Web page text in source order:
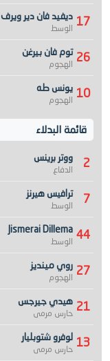
17 ديفيد فان دير ويرف
الوسط
26 توم فان بيرغن
الهجوم
10 يونس طه
الهجوم
قائمة البدلاء
2 ووتر برينس
الدفاع
7 ترافيس هيرنز
الوسط
44
Jismerai Dillema
الوسط
27 روي مينديز
الهجوم
21 هيدي جيرجس
حارس مرمى
13 لوفرو شتوبليار
حارس مرمى